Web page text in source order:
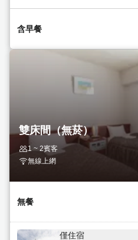
含早餐
閱讀更多
雙床間（無菸）
1 ~ 2賓客
無線上網
無餐
僅住宿